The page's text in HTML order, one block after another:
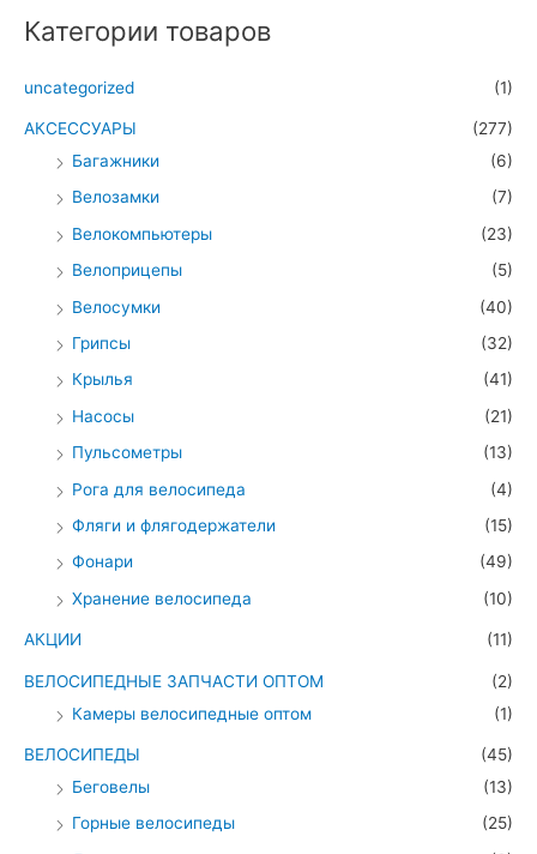
Категории товаров
uncategorized (1)
АКСЕССУАРЫ
(277)
Багажники
(6)
Велозамки
(7)
Велокомпьютеры
(23)
Велоприцепы
(5)
Велосумки
(40)
Грипсы
(32)
Крылья
(41)
Насосы
(21)
Пульсометры
(13)
Рога для велосипеда
(4)
Фляги и флягодержатели
(15)
Фонари
(49)
Хранение велосипеда
(10)
АКЦИИ (11)
ВЕЛОСИПЕДНЫЕ ЗАПЧАСТИ ОПТОМ
(2)
Камеры велосипедные оптом
(1)
ВЕЛОСИПЕДЫ
(45)
Беговелы
(13)
Горные велосипеды
(25)